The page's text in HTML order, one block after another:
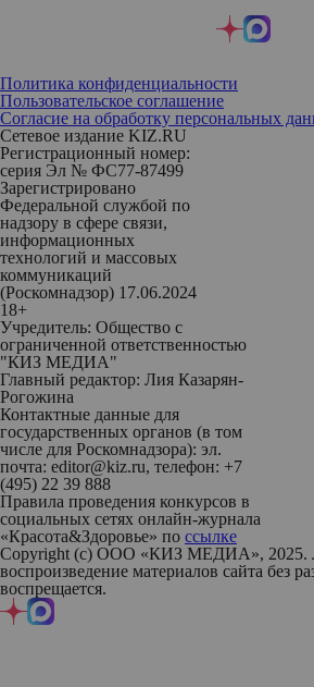
Политика конфиденциальности
Пользовательское соглашение
Согласие на обработку персональных
Сетевое издание KIZ.RU
Регистрационный номер:
серия Эл № ФС77-87499
Зарегистрировано
Федеральной службой по
надзору в сфере связи,
информационных
технологий и массовых
коммуникаций
(Роскомнадзор) 17.06.2024
18+
Учредитель: Общество с
ограниченной ответственностью
"КИЗ МЕДИА"
Главный редактор: Лия Казарян-
Рогожина
Контактные данные для
государственных органов (в том
числе для Роскомнадзора): эл.
почта: editor@kiz.ru, телефон: +7
(495) 22 39 888
Правила проведения конкурсов в
социальных сетях онлайн-журнала
«Красота&Здоровье» по ссылке
Copyright (с) ООО «КИЗ МЕДИА», 2025.
воспроизведение материалов сайта без
воспрещается.